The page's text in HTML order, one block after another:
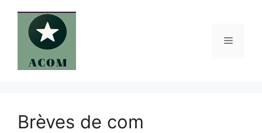
contenu
Menu
Brèves de com